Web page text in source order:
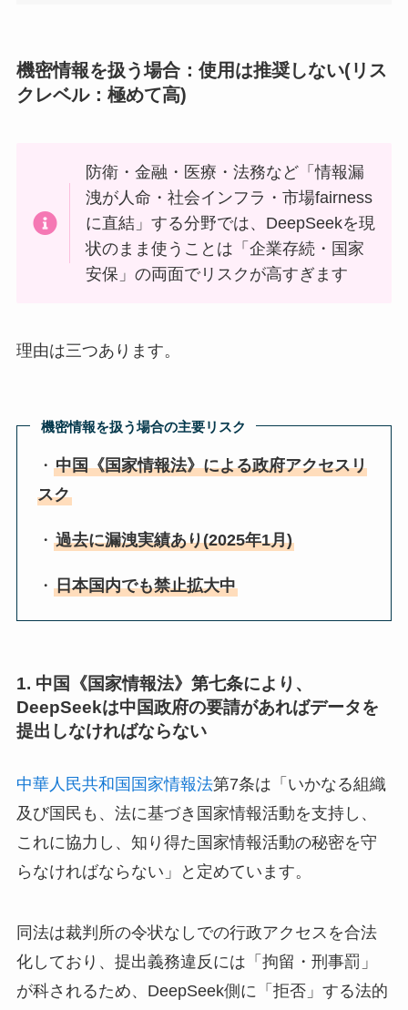
機密情報を扱う場合：使用は推奨しない(リス
クレベル：極めて高)
防衛・金融・医療・法務など「情報漏
洩が人命・社会インフラ・市場fairness
に直結」する分野では、DeepSeekを現
状のまま使うことは「企業存続・国家
安保」の両面でリスクが高すぎます
理由は三つあります。
機密情報を扱う場合の主要リスク
・中国《国家情報法》による政府アクセスリ
スク
・過去に漏洩実績あり(2025年1月)
・日本国内でも禁止拡大中
1. 中国《国家情報法》第七条により、
DeepSeekは中国政府の要請があればデータを
提出しなければならない
中華人民共和国国家情報法第7条は「いかなる組織
及び国民も、法に基づき国家情報活動を支持し、
これに協力し、知り得た国家情報活動の秘密を守
らなければならない」と定めています。
同法は裁判所の令状なしでの行政アクセスを合法
化しており、提出義務違反には「拘留・刑事罰」
が科されるため、DeepSeek側に「拒否」する法的